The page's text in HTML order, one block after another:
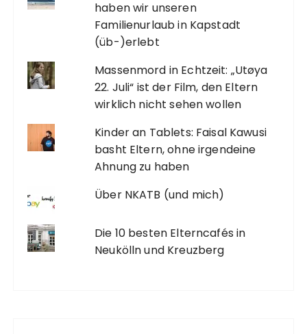
haben wir unseren
Familienurlaub in Kapstadt
(üb-)erlebt
Massenmord in Echtzeit: „Utøya
22. Juli“ ist der Film, den Eltern
wirklich nicht sehen wollen
Kinder an Tablets: Faisal Kawusi
basht Eltern, ohne irgendeine
Ahnung zu haben
Über NKATB (und mich)
Die 10 besten Elterncafés in
Neukölln und Kreuzberg